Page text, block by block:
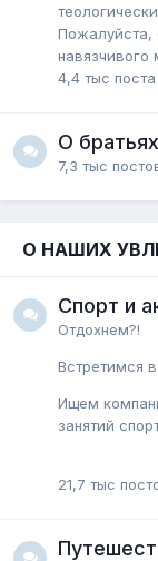
Пожалуйста,
навязчивого
4,4 тыс поста
О
7,3 тыс
О НАШИХ
Спорт и
Отдохнем?!
Встретимся
Ищем
занятий
21,7 тыс